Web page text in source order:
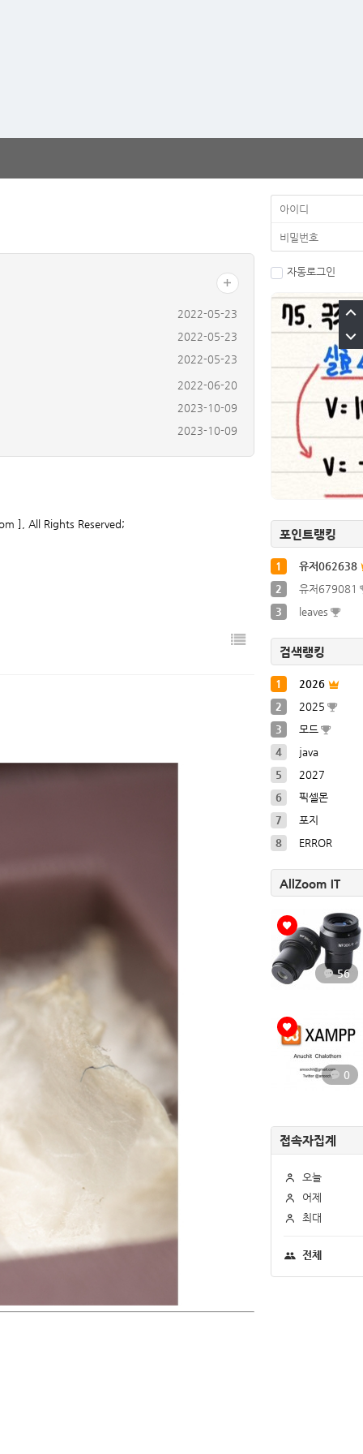
2023-10-09
2023-10-09
2023-10-09
2022-05-23
2022-05-23
2022-05-23
], All Rights Reserved;
자동로그인
포인트랭킹
1
유저062638
2
유저679081
3
leaves
검색랭킹
1
2026
2
2025
3
모드
4
java
5
2027
6
픽셀몬
7
포지
8
ERROR
AllZoom IT
56
0
접속자집계
오늘
어제
최대
전체